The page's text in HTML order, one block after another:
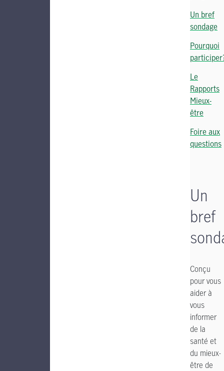
Un bref
sondage
Pourquoi
Le
Rapports
Mieux-
être
Foire aux
questions
Un
bref
Conçu
pour vous
aider à
vous
informer
de la
santé et
du mieux-
être de